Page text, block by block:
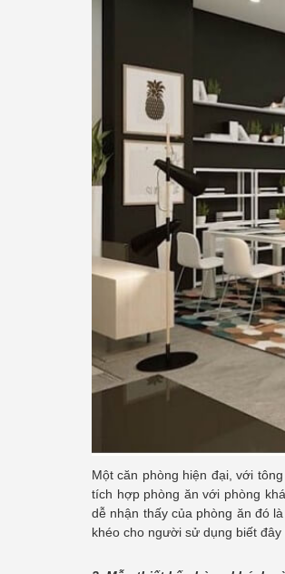
Một căn phòng hiện đại, với
tích hợp phòng ăn với phòng
dễ nhận thấy của phòng ăn đó
khéo cho người sử dụng biết đây